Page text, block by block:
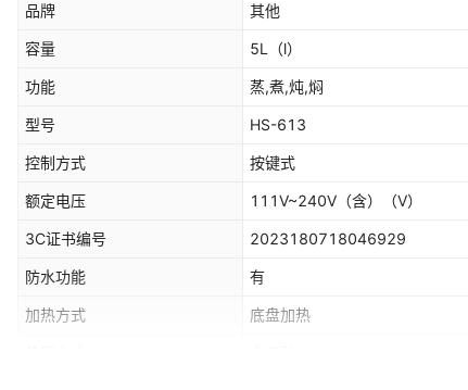
品牌 其他
容量 5L （l）
功能 蒸,煮,炖,焖
型号 HS-613
控制方式 按键式
额定电压 111V~240V（含） （V）
3C证书编号 2023180718046929
防水功能 有
加热方式 底盘加热